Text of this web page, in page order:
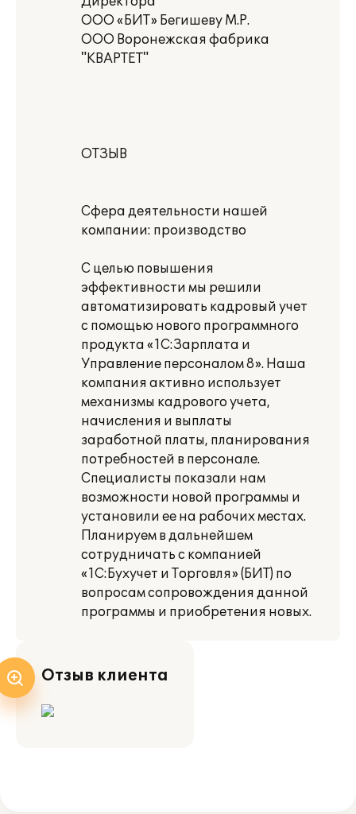
ООО «БИТ» Бегишеву М.Р.
ООО Воронежская фабрика
"КВАРТЕТ"
ОТЗЫВ
Сфера деятельности нашей
компании: производство
С целью повышения
эффективности мы решили
автоматизировать кадровый учет
с помощью нового программного
продукта «1С:Зарплата и
Управление персоналом 8». Наша
компания активно использует
механизмы кадрового учета,
начисления и выплаты
заработной платы, планирования
потребностей в персонале.
Специалисты показали нам
возможности новой программы и
установили ее на рабочих местах.
Планируем в дальнейшем
сотрудничать с компанией
«1С:Бухучет и Торговля» (БИТ) по
вопросам сопровождения данной
программы и приобретения новых.
Отзыв клиента